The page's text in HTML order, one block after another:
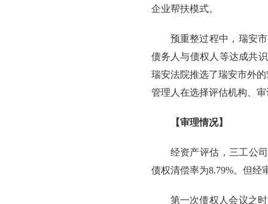
企业帮扶模式。
预重整过程中，瑞安
债务人与债权人等达成共
瑞安法院推选了瑞安市外
管理人在选择评估机构、
【审理情况】
经资产评估，三工公
债权清偿率为8.79%。但经
第一次债权人会议之